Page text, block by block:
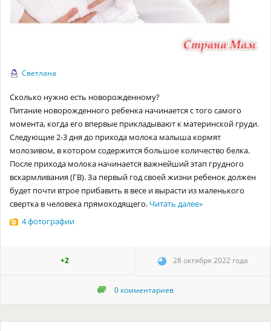
Светлана
Сколько нужно есть новорожденному?
Питание новорожденного ребенка начинается с того самого
момента, когда его впервые прикладывают к материнской груди.
Следующие 2-3 дня до прихода молока малыша кормят
молозивом, в котором содержится большое количество белка.
После прихода молока начинается важнейший этап грудного
вскармливания (ГВ). За первый год своей жизни ребенок должен
будет почти втрое прибавить в весе и вырасти из маленького
свертка в человека прямоходящего. Читать далее»
4 фотографии
+2 28 октября 2022 года
0 комментариев